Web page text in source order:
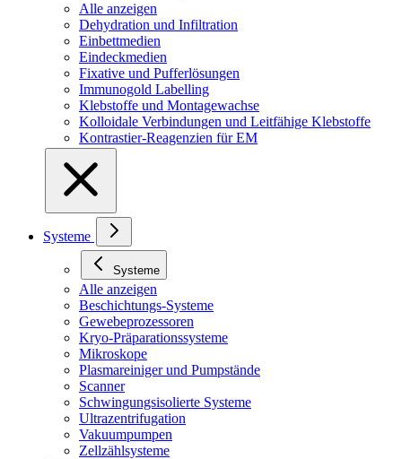
Alle anzeigen
Dehydration und Infiltration
Einbettmedien
Eindeckmedien
Fixative und Pufferlösungen
Immunogold Labelling
Klebstoffe und Montagewachse
Kolloidale Verbindungen und Leitfähige Klebstoffe
Kontrastier-Reagenzien für EM
Systeme
Systeme
Alle anzeigen
Beschichtungs-Systeme
Gewebeprozessoren
Kryo-Präparationssysteme
Mikroskope
Plasmareiniger und Pumpstände
Scanner
Schwingungsisolierte Systeme
Ultrazentrifugation
Vakuumpumpen
Zellzählsysteme